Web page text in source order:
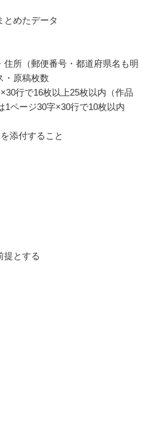
めたデータ
所（郵便番号・都道府県名も明
・原稿枚数
行で16枚以上25枚以内（作品
1ページ30字×30行で10枚以内
添付すること
提とする